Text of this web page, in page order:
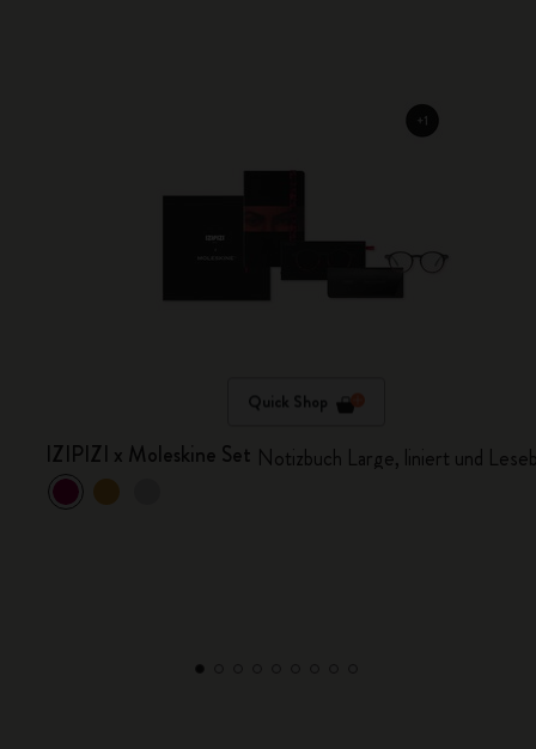
Quick Shop
IZIPIZI x Moleskine Set Notizbuch Large, liniert und